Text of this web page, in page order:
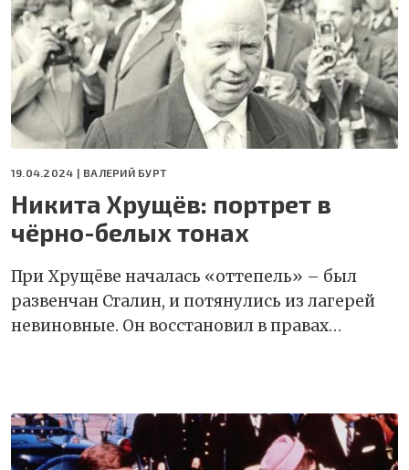
19.04.2024 | ВАЛЕРИЙ БУРТ
Никита Хрущёв: портрет в
чёрно-белых тонах
При Хрущёве началась «оттепель» – был
развенчан Сталин, и потянулись из лагерей
невиновные. Он восстановил в правах…